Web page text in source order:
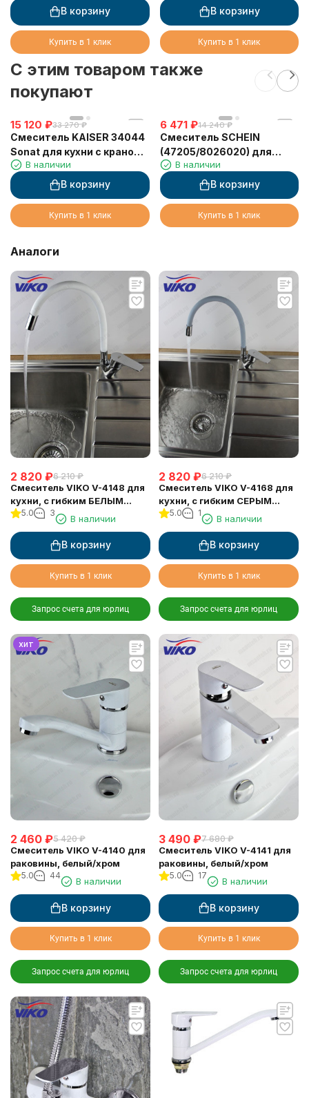
В корзину
Купить в 1 клик
В корзину
Купить в 1 клик
C этим товаром также
покупают
15 120 ₽33 270 ₽
Смеситель KAISER 34044
Sonat для кухни с краном
для питьевой воды (кран-
букса 6134)
В наличии
В корзину
Купить в 1 клик
6 471 ₽14 240 ₽
Смеситель SCHEIN
(47205/8026020) для
ванныВ наличии
В корзину
Купить в 1 клик
Аналоги
2 820 ₽6 210 ₽
Смеситель VIKO V-4148 для
кухни, с гибким БЕЛЫМ
изливом
5.0 3
В наличии
В корзину
Купить в 1 клик
Запрос счета для юрлиц
2 820 ₽6 210 ₽
Смеситель VIKO V-4168 для
кухни, с гибким СЕРЫМ
изливом
5.0 1
В наличии
В корзину
Купить в 1 клик
Запрос счета для юрлиц
хит
2 460 ₽5 420 ₽
Смеситель VIKO V-4140 для
раковины, белый/хром
5.0 44
В наличии
В корзину
Купить в 1 клик
Запрос счета для юрлиц
3 490 ₽7 680 ₽
Смеситель VIKO V-4141 для
раковины, белый/хром
5.0 17
В наличии
В корзину
Купить в 1 клик
Запрос счета для юрлиц